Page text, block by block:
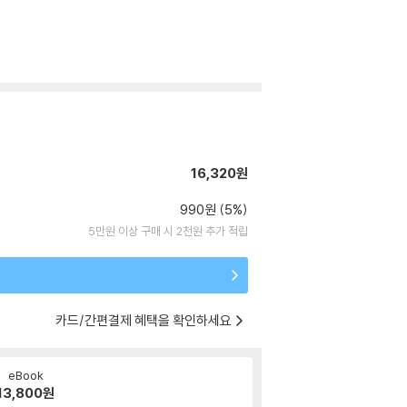
16,320원
990원 (5%)
5만원 이상 구매 시 2천원 추가 적립
카드/간편결제 혜택을 확인하세요
eBook
원